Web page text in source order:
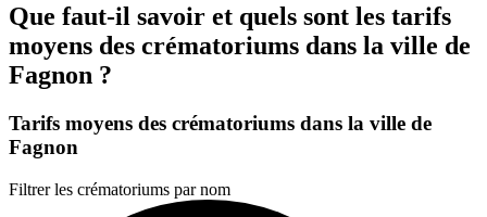
Que faut-il savoir et quels sont les tarifs
moyens des crématoriums dans la ville de
Fagnon ?
Tarifs moyens des crématoriums dans la ville de
Fagnon
Filtrer les crématoriums par nom